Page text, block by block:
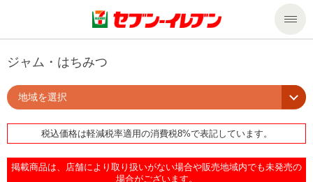
商品のご案内
商品のご案内トップ
今週の新商品
セール・キャンペーン
サービス
ジャム・はちみつ
地域を選択
税込価格は軽減税率適用の消費税8%で表記しています。
掲載商品は、店舗により取り扱いがない場合や販売地域内でも未発売の
場合がございます。